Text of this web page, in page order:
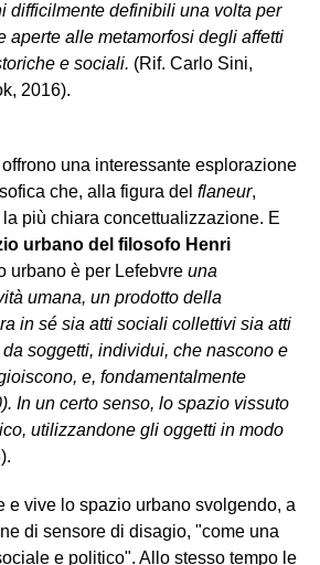
difficilmente definibili una volta per
aperte alle metamorfosi degli affetti
e sociali. (Rif. Carlo Sini,
2016).
una interessante esplorazione
che, alla figura del flaneur,
più chiara concettualizzazione. E
urbano del filosofo Henri
urbano è per Lefebvre una
umana, un prodotto della
in sé sia atti sociali collettivi sia atti
soggetti, individui, che nascono e
e, fondamentalmente
In un certo senso, lo spazio vissuto
utilizzandone gli oggetti in modo
e vive lo spazio urbano svolgendo, a
di sensore di disagio, "come una
e politico". Allo stesso tempo le